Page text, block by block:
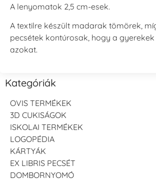
A lenyomatok 2,5 cm-esek.
A textilre készült madarak tömörek,
pecsétek kontúrosak, hogy a gyerekek
azokat.
Kategóriák
OVIS TERMÉKEK
3D CUKISÁGOK
ISKOLAI TERMÉKEK
LOGOPÉDIA
KÁRTYÁK
EX LIBRIS PECSÉT
DOMBORNYOMÓ